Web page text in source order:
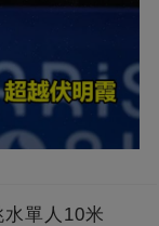
單人10米